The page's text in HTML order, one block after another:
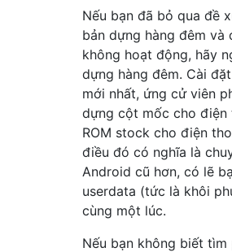
Nếu bạn đã bỏ qua đề
bản dựng hàng đêm và
không hoạt động, hãy
dựng hàng đêm. Cài
mới nhất, ứng cử viên
dựng cột mốc cho điện
ROM stock cho điện
điều đó có nghĩa là
Android cũ hơn, có lẽ
userdata (tức là khôi
cùng một lúc.
Nếu bạn không biết